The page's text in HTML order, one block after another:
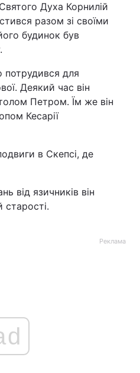
Духа Корнилій
разом зі своїми
будинок був
потрудився для
Деякий час він
Петром. Їм же він
Кесарії
в Скепсі, де
від язичників він
Реклама